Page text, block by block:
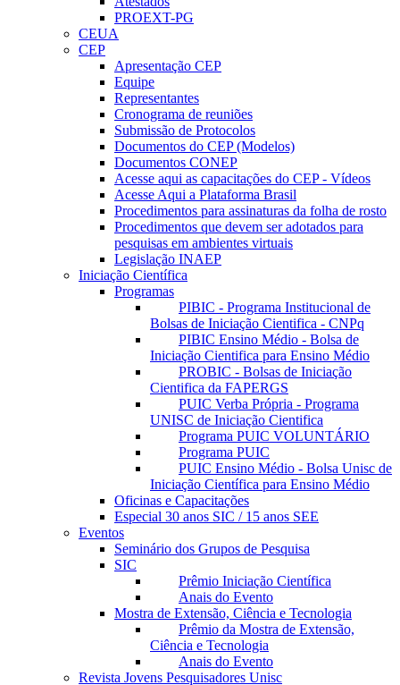
PROEXT-PG
CEUA
CEP
Apresentação CEP
Equipe
Representantes
Cronograma de reuniões
Submissão de Protocolos
Documentos do CEP (Modelos)
Documentos CONEP
Acesse aqui as capacitações do CEP - Vídeos
Acesse Aqui a Plataforma Brasil
Procedimentos para assinaturas da folha de rosto
Procedimentos que devem ser adotados para
pesquisas em ambientes virtuais
Legislação INAEP
Iniciação Científica
Programas
PIBIC - Programa Institucional de
Bolsas de Iniciação Cientifica - CNPq
PIBIC Ensino Médio - Bolsa de
Iniciação Cientifica para Ensino Médio
PROBIC - Bolsas de Iniciação
Cientifica da FAPERGS
PUIC Verba Própria - Programa
UNISC de Iniciação Cientifica
Programa PUIC VOLUNTÁRIO
Programa PUIC
PUIC Ensino Médio - Bolsa Unisc de
Iniciação Científica para Ensino Médio
Oficinas e Capacitações
Especial 30 anos SIC / 15 anos SEE
Eventos
Seminário dos Grupos de Pesquisa
SIC
Prêmio Iniciação Científica
Anais do Evento
Mostra de Extensão, Ciência e Tecnologia
Prêmio da Mostra de Extensão,
Ciência e Tecnologia
Anais do Evento
Revista Jovens Pesquisadores Unisc